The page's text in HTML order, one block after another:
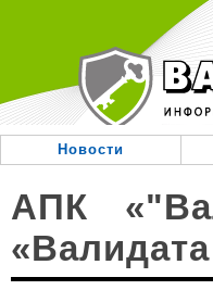
содержанию.
Новости
АПК